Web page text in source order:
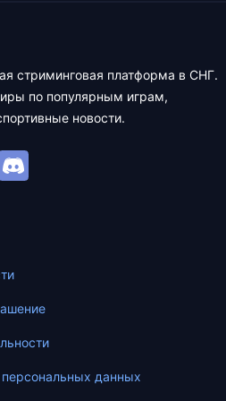
стриминговая платформа в СНГ.
по популярным играм,
новости.
персональных данных